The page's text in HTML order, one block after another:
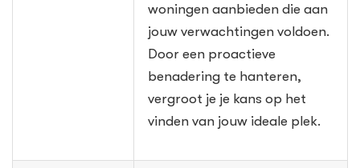
woningen aanbieden die aan
jouw verwachtingen voldoen.
Door een proactieve
benadering te hanteren,
vergroot je je kans op het
vinden van jouw ideale plek.